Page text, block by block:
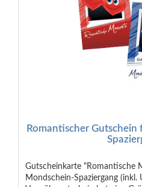
Romantischer
Gutscheinkarte "Romantische
Mondschein-Spaziergang (inkl.